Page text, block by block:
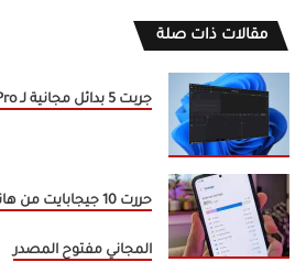
مقالات ذات صلة
جربت 5 بدائل مجانية لـ Premiere Pro وهذا ما اعتمدته
المجاني مفتوح المصدر